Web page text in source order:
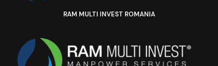
RAM MULTI INVEST ROMANIA